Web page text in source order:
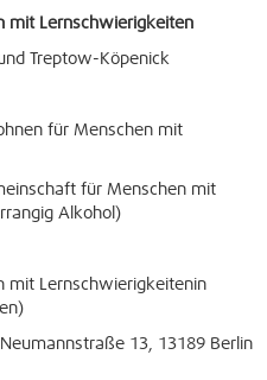
mit Lernschwierigkeiten
Treptow-Köpenick
für Menschen mit
für Menschen mit
Alkohol)
mit Lernschwierigkeitenin
Neumannstraße 13, 13189 Berlin